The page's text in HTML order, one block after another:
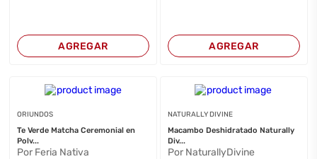
AGREGAR AGREGAR
ORIUNDOS
Te Verde Matcha Ceremonial en
Polv...
Por Feria Nativa
NATURALLY DIVINE
Macambo Deshidratado Naturally
Div...
Por NaturallyDivine